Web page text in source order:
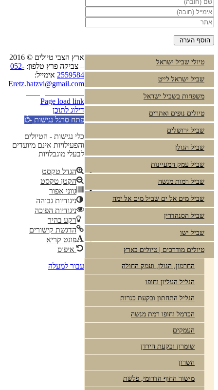
טיולי שביל ישראל
שביל ישראל לייט
משפחות בשביל ישראל
טיולים נופים ואתרים
שביל ירושלים
שביל הגולן
שביל עמק המעיינות
שביל רמות מנשה
שביל מים אל ים שביל מים אל ימה
שביל הסנהדרין
שביל ישו
טיולים מודרכים | טיולים בארץ
החרמון, הגולן, ועמק החולה
הגליל העליון וחופו
הגליל התחתון ובקעת כנרות
הכרמל וחופו רמת מנשה
העמקים
שומרון ובקעת הירדן
השרון
מישור החוף הדרומי, פלשת
ארץ הצבי טיולים © 2016
– צביקה פרץ טלפון: 052-
2559584 אימייל:
Eretz.hatzvi@gmail.com
Page load link
דילוג לתוכן
פתח סרגל נגישות
כלי נגישות - הטיולים
והפעילויות אינם מיועדים
לבעלי מוגבלויות
הגדל טקסט
הקטן טקסט
גווני אפור
ניגודיות גבוהה
ניגודיות הפוכה
רקע בהיר
הדגשת קישורים
פונט קריא
איפוס
עבור למעלה